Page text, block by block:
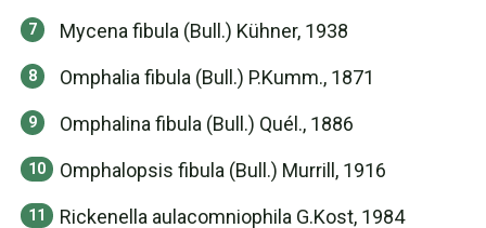
Mycena fibula (Bull.) Kühner, 1938
Omphalia fibula (Bull.) P.Kumm., 1871
Omphalina fibula (Bull.) Quél., 1886
Omphalopsis fibula (Bull.) Murrill, 1916
Rickenella aulacomniophila G.Kost, 1984